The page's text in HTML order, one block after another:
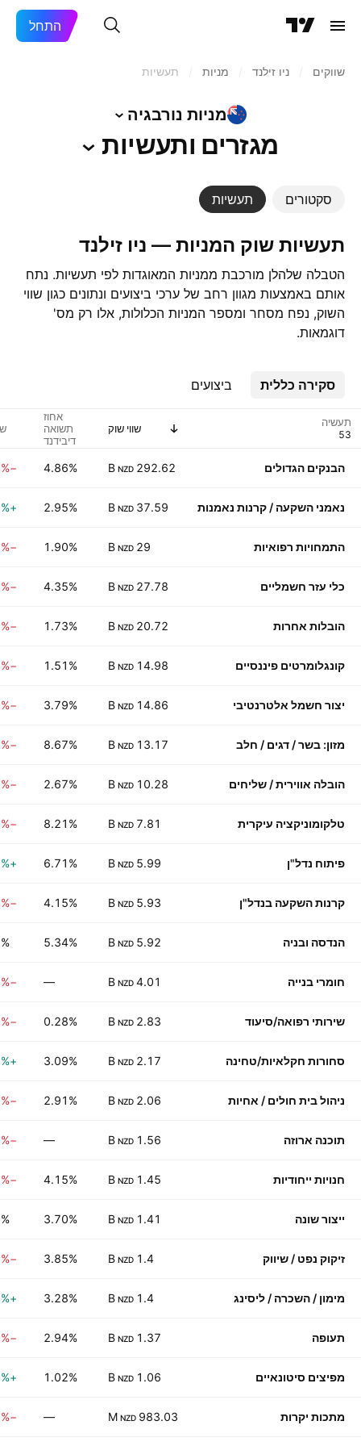
התחל
שווקים ניו זילנד‏ מניות‏ תעשיות
מניות נורבגיה
מגזרים ותעשיות
סקטורים תעשיות
תעשיות שוק המניות — ‎ניו זילנד‏‎
הטבלה שלהלן מורכבת ממניות המאוגדות לפי תעשיות. נתח
אותם באמצעות מגוון רחב של ערכי ביצועים ונתונים כגון שווי
השוק, נפח מסחר ומספר המניות הכלולות, אלו רק מס'
דוגמאות.
סקירה כללית ביצועים
תעשיה שווי שוק
אחוז
תשואה
דיבידנד
שצוין)
הבנקים הגדולים 292.62 B
NZD
4.86%
−0.94%
נאמני השקעה / קרנות נאמנות 37.59 B
NZD
2.95%
+0.45%
התמחויות רפואיות 29 B
NZD
1.90%
−1.31%
כלי עזר חשמליים 27.78 B
NZD
4.35%
−0.25%
הובלות אחרות 20.72 B
NZD
1.73%
−1.93%
קונגלומרטים פיננסיים 14.98 B
NZD
1.51%
−0.86%
יצור חשמל אלטרנטיבי 14.86 B
NZD
3.79%
−0.18%
מזון: בשר / דגים / חלב 13.17 B
NZD
8.67%
−0.48%
הובלה אווירית / שליחים 10.28 B
NZD
2.67%
−0.73%
טלקומוניקציה עיקרית 7.81 B
NZD
8.21%
−0.59%
פיתוח נדל"ן 5.99 B
NZD
6.71%
+0.03%
קרנות השקעה בנדל"ן 5.93 B
NZD
4.15%
−0.24%
הנדסה ובניה 5.92 B
NZD
5.34%
חומרי בנייה 4.01 B
NZD
—
−0.53%
שירותי רפואה/סיעוד 2.83 B
NZD
0.28%
−0.88%
סחורות חקלאיות/טחינה 2.17 B
NZD
3.09%
+0.33%
ניהול בית חולים / אחיות 2.06 B
NZD
2.91%
−0.12%
תוכנה ארוזה 1.56 B
NZD
—
−0.05%
חנויות ייחודיות 1.45 B
NZD
4.15%
−0.13%
ייצור שונה 1.41 B
NZD
3.70%
זיקוק נפט / שיווק 1.4 B
NZD
3.85%
−1.17%
מימון / השכרה / ליסינג 1.4 B
NZD
3.28%
+0.91%
תעופה 1.37 B
NZD
2.94%
−1.16%
מפיצים סיטונאיים 1.06 B
NZD
1.02%
+1.44%
מתכות יקרות 983.03 M
NZD
—
−2.23%